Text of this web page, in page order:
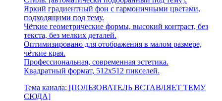
Яркий градиентный фон с гармоничными цветами,
подходящими под тему.
Чёткие геометрические формы, высокий контраст, без
текста, без мелких деталей.
Оптимизировано для отображения в малом размере,
чёткие края.
Профессиональная, современная эстетика.
Квадратный формат, 512x512 пикселей.
Тема канала: [ПОЛЬЗОВАТЕЛЬ ВСТАВЛЯЕТ ТЕМУ
СЮДА]